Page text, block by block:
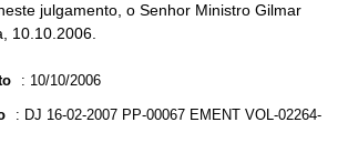
julgamento, o Senhor Ministro Gilmar
10.10.2006.
: 10/10/2006
: DJ 16-02-2007 PP-00067 EMENT VOL-02264-